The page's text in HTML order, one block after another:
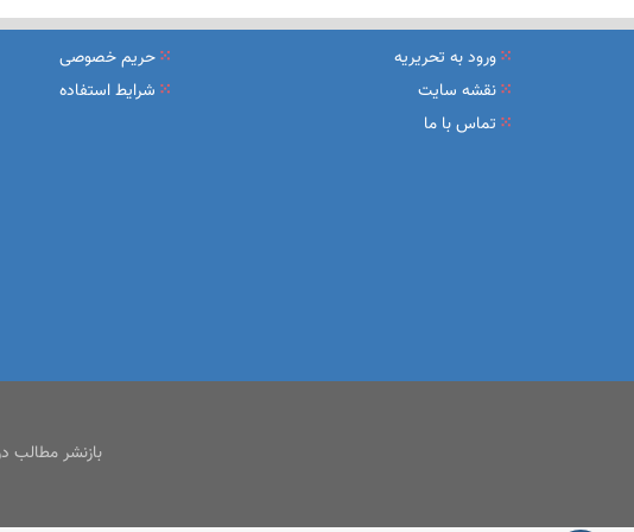
عقد تفاهم نامه عرضه محصول «مستمری مادام العمر ارس» بین شرکت بیمه
ورود به تحریریه
نقشه سایت
تماس با ما
حریم خصوصی
شرایط استفاده
بازنشر مطالب